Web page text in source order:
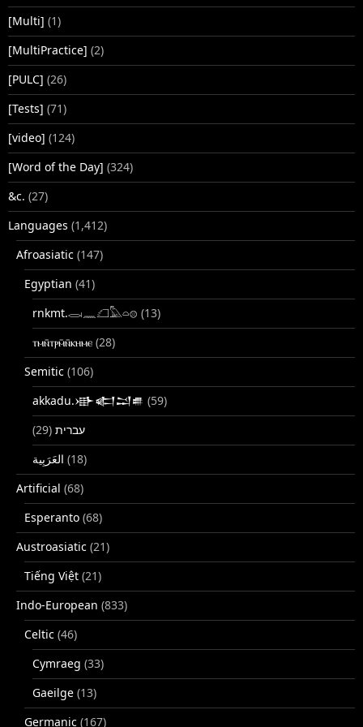
[Multi] (1)
[MultiPractice] (2)
[PULC] (26)
[Tests] (71)
[video] (124)
[Word of the Day] (324)
&c. (27)
Languages (1,412)
Afroasiatic (147)
Egyptian (41)
rnkmt.𓂋𓏺𓈖𓆎𓅓𓏏𓊖 (13)
ⲧⲙⲛ̄ⲧⲣⲙ̄ⲛ̄ⲕⲏⲙⲉ (28)
Semitic (106)
akkadu.𒀝𒅗𒁺𒌑 (59)
עברית (29)
(18)
Artificial (68)
Esperanto (68)
Austroasiatic (21)
Tiếng Việt (21)
Indo-European (833)
Celtic (46)
Cymraeg (33)
Gaeilge (13)
Germanic (167)